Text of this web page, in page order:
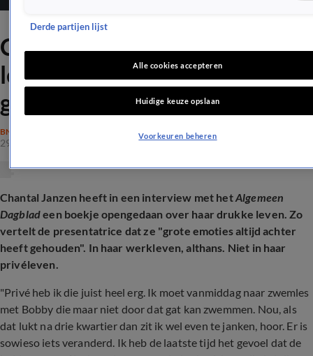
Chantal Janzen: 'Ik heb het
leven wel eens leuker
gevonden'
BN'ERS
29 dec 2025, 18:59
Chantal Janzen heeft in een interview met hetAlgemeen
Dagbladeen boekje opengedaan over haar drukke leven. Zo
vertelt de presentatrice dat ze "grote emoties altijd achter
heeft gehouden". In haar werkleven, althans. Niet in haar
privéleven.
"Privé heb ik die juist heel erg. Ik moet vanmiddag naar zwemles
met Bobby die maar niet door dat gat kan zwemmen. Nou, als
dat lukt na drie kwartier dan zit ik wel even te janken, hoor. Er is
sowieso iets veranderd. Ik heb de laatste tijd het gevoel dat de
Derde partijen lijst
Alle cookies accepteren
Huidige keuze opslaan
Voorkeuren beheren